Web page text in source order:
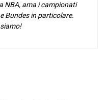
NBA, ama i campionati
Bundes in particolare.